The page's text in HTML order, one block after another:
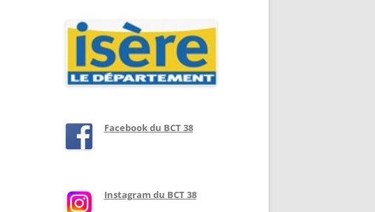
Facebook du BCT 38
Instagram du BCT 38